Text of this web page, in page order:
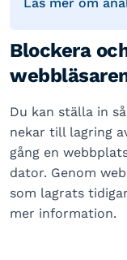
Blockera
Du kan ställa in
nekar till lagring
gång en
dator. Genom
som lagrats
mer information.